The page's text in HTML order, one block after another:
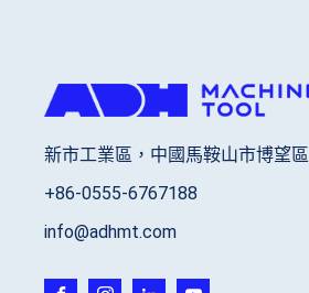
新市工業區，中國馬鞍山市博望區
+86-0555-6767188
info@adhmt.com